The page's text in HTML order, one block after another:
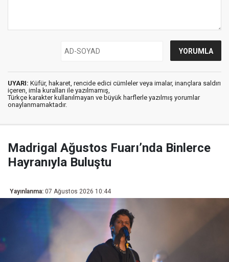
UYARI: Küfür, hakaret, rencide edici cümleler veya imalar, inançlara saldırı
içeren, imla kuralları ile yazılmamış,
Türkçe karakter kullanılmayan ve büyük harflerle yazılmış yorumlar
onaylanmamaktadır.
Madrigal Ağustos Fuarı’nda Binlerce
Hayranıyla Buluştu
Yayınlanma: 07 Ağustos 2026 10:44